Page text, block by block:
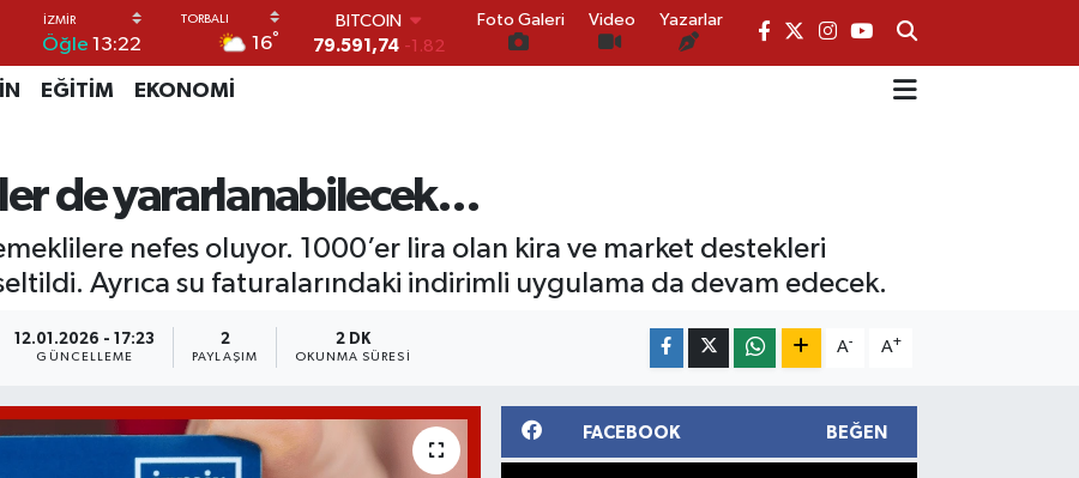
Öğle 13:22 16°
DOLAR
45,43620 0.02
EURO
6862,09000 0.19
14.598,00
0
BITCOIN
79.591,74 -1.82
Foto Galeri Video Yazarlar
EĞİTİM EKONOMİ
de yararlanabilecek...
nefes oluyor. 1000’er lira olan kira ve market destekleri
Ayrıca su faturalarındaki indirimli uygulama da devam edecek.
12.01.2026 - 17:23
GÜNCELLEME
2
PAYLAŞIM
2 DK
OKUNMA SÜRESI
A- A+
FACEBOOK BEĞEN